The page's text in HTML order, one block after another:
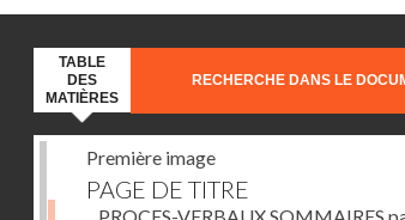
TABLE
DES
MATIÈRES
RECHERCHE DANS LE
Première image
PAGE DE TITRE